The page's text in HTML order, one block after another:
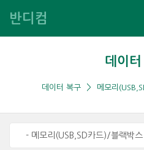
반디컴
데이
데이터 복구 메모리
- 메모리(USB,SD카드)/블랙박스